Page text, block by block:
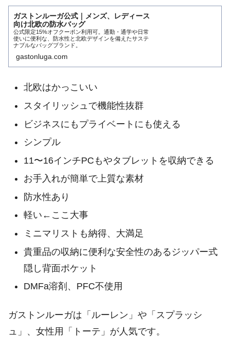
ガストンルーガ公式｜メンズ、レディース
向け北欧の防水バッグ
公式限定15%オフクーポン利用可。通勤・通学や日常
使いに便利な、防水性と北欧デザインを備えたサステ
ナブルなバッグブランド。
gastonluga.com
北欧はかっこいい
スタイリッシュで機能性抜群
ビジネスにもプライベートにも使える
シンプル
11〜16インチPCもやタブレットを収納できる
お手入れが簡単で上質な素材
防水性あり
軽い←ここ大事
ミニマリストも納得、大満足
貴重品の収納に便利な安全性のあるジッパー式
隠し背面ポケット
DMFa溶剤、PFC不使用
ガストンルーガは「ルーレン」や「スプラッシ
ュ」、女性用「トーテ」が人気です。